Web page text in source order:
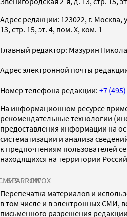
Адрес редакции: 123022, г. Москва,
13, стр. 15, эт. 4, пом. X, ком. 1
Главный редактор: Мазурин
Адрес электронной почты
Номер телефона редакции: +7
На информационном ресурсе
рекомендательные технологии
предоставления информации на
систематизации и анализа
к предпочтениям пользователей
находящихся на территории
SPARROWINFOX
Перепечатка материалов и
в том числе и в электронных СМИ,
письменного разрешения